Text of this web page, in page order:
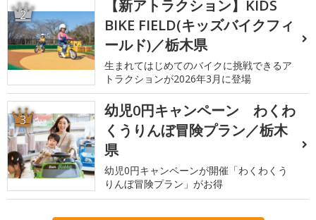
2
【新アトラクション】KIDS
BIKE FIELD(キッズバイクフィ
ールド)／栃木県
生まれてはじめてのバイクに挑戦できるア
トラクションが2026年3月に登場
3
幼児0円キャンペーン わくわ
くうりんぼ冒険プラン／栃木
県
幼児0円キャンペーンが開催「わくわくう
りんぼ冒険プラン」がお得